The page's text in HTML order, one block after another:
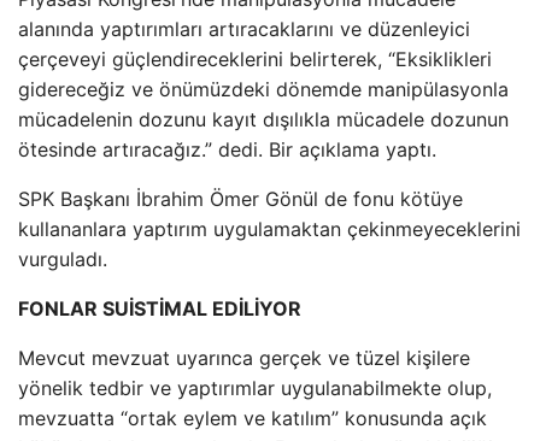
alanında yaptırımları artıracaklarını ve düzenleyici
çerçeveyi güçlendireceklerini belirterek, “Eksiklikleri
gidereceğiz ve önümüzdeki dönemde manipülasyonla
mücadelenin dozunu kayıt dışılıkla mücadele dozunun
ötesinde artıracağız.” dedi. Bir açıklama yaptı.
SPK Başkanı İbrahim Ömer Gönül de fonu kötüye
kullananlara yaptırım uygulamaktan çekinmeyeceklerini
vurguladı.
FONLAR SUİSTİMAL EDİLİYOR
Mevcut mevzuat uyarınca gerçek ve tüzel kişilere
yönelik tedbir ve yaptırımlar uygulanabilmekte olup,
mevzuatta “ortak eylem ve katılım” konusunda açık